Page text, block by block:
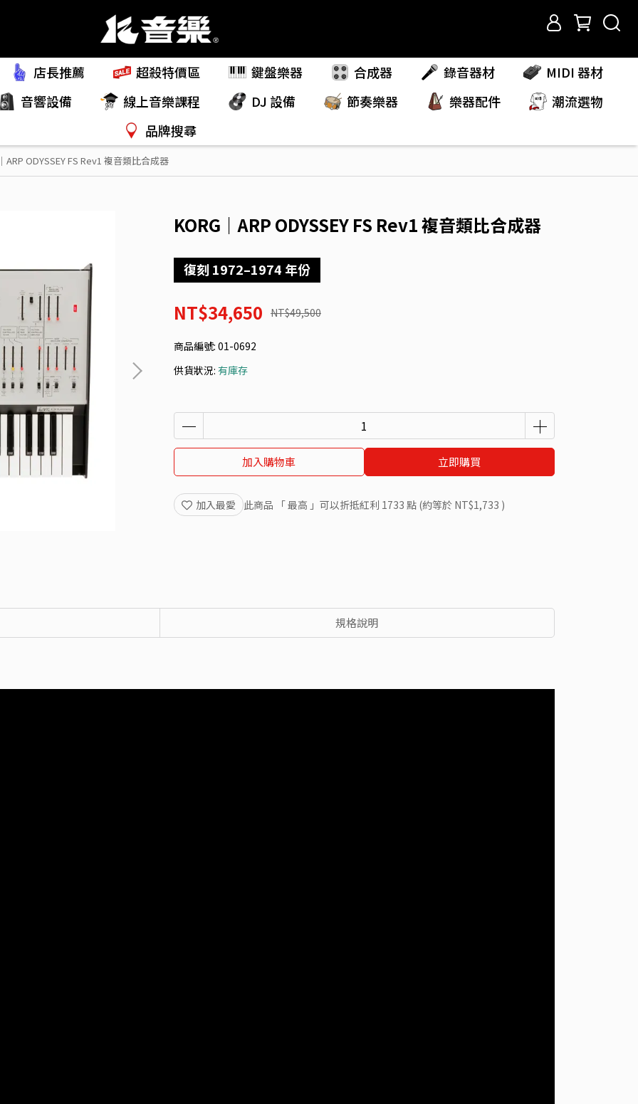
店長推薦 超殺特價區 鍵盤樂器 合成器 錄音器材
MIDI 器材
音響設備
線上音樂課程 DJ 設備 節奏樂器 樂器配件
潮流選物
品牌搜尋
ARP ODYSSEY FS Rev1 複音類比合成器
KORG｜ARP ODYSSEY FS Rev1 複音類比合成器
復刻 1972–1974 年份
NT$34,650 NT$49,500
商品編號: 01-0692
供貨狀況: 有庫存
加入購物車 立即購買
加入最愛 此商品 「 最高 」可以折抵紅利 1733 點 (約等於 NT$1,733 )
規格說明